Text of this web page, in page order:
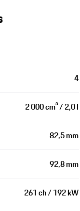
4
2 000 cm³ / 2,0 l
82,5 mm
92,8 mm
261 ch / 192 kW